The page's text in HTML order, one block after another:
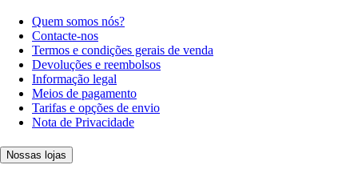
Quem somos nós?
Contacte-nos
Termos e condições gerais de venda
Devoluções e reembolsos
Informação legal
Meios de pagamento
Tarifas e opções de envio
Nota de Privacidade
Nossas lojas